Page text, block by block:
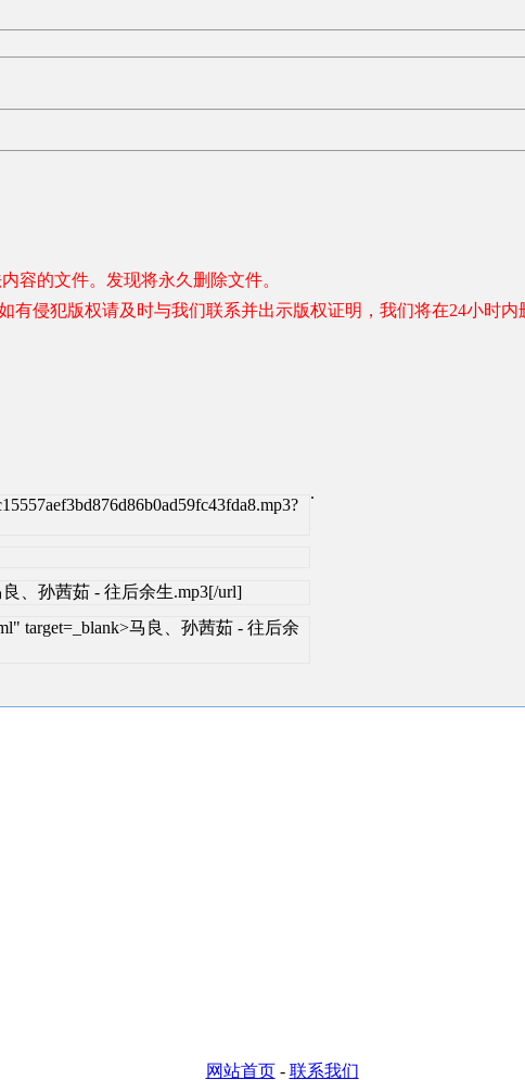
容的文件。发现将永久删除文件。
有侵犯版权请及时与我们联系并出示版权证明，我们将在24小时内
良、孙茜茹 - 往后余生.mp3[/url]
target=_blank>马良、孙茜茹 - 往后余
.
网站首页- 联系我们